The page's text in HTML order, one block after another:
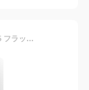
リゲッタ シューズ 靴 レディース R2361 RW0025 フラットシューズ パンプス ストラップ | ぺたんこ ローヒール コンフォート 秋 ブラック 黒 歩きやすい 疲れない 幅広 外反母趾 ナチュラル 仕事 日本製